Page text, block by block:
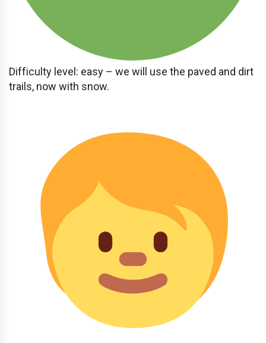
Difficulty level: easy – we will use the paved and dirt
trails, now with snow.